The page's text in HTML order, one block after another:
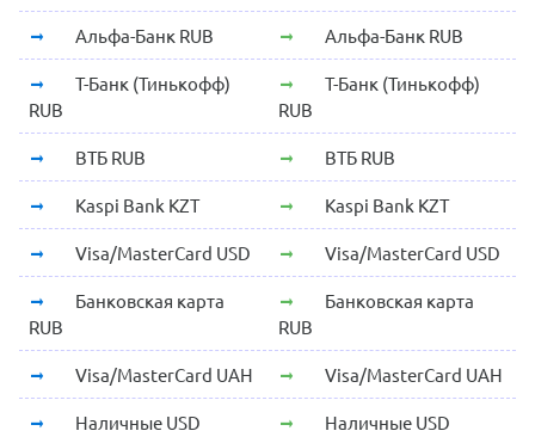
Альфа-Банк RUB Альфа-Банк RUB
Т-Банк (Тинькофф)
RUB
Т-Банк (Тинькофф)
RUB
ВТБ RUB ВТБ RUB
Kaspi Bank KZT Kaspi Bank KZT
Visa/MasterCard USD Visa/MasterCard USD
Банковская карта
RUB
Банковская карта
RUB
Visa/MasterCard UAH Visa/MasterCard UAH
Наличные USD Наличные USD